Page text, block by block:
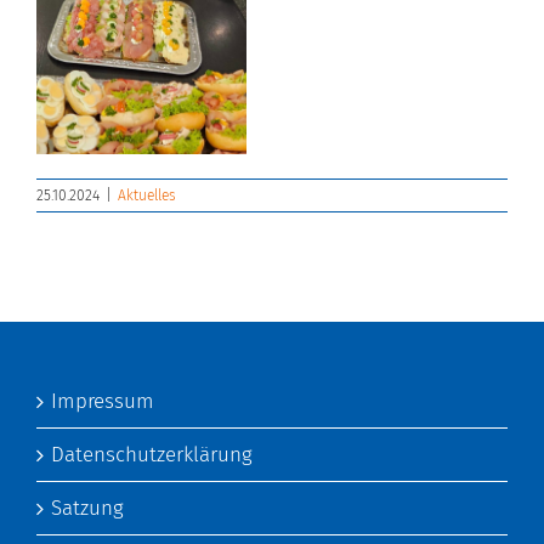
25.10.2024 Aktuelles
Impressum
Datenschutzerklärung
Satzung